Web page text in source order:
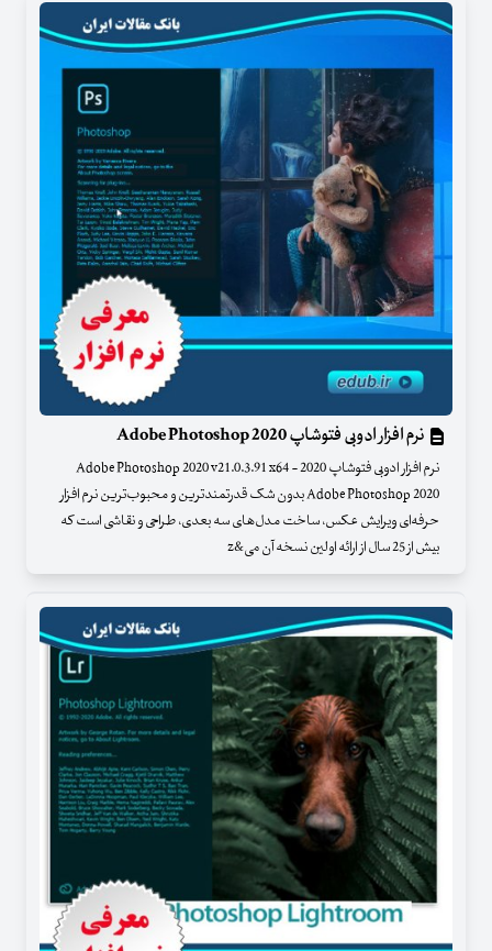
نرم افزار ادوبی فتوشاپ Adobe Photoshop 2020
نرم افزار ادوبی فتوشاپ 2020 - Adobe Photoshop 2020 v21.0.3.91 x64
Adobe Photoshop 2020 بدون شک قدرتمندترین و محبوب‌ترین نرم افزار
حرفه‌ای ویرایش عکس، ساخت مدل‌های سه بعدی، طراحی و نقاشی است که
بیش از 25 سال از ارائه اولین نسخه آن می&z